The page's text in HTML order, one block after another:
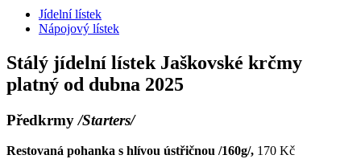
Jídelní lístek
Nápojový lístek
Stálý jídelní lístek Jaškovské krčmy
platný od dubna 2025
Předkrmy/Starters/
Restovaná pohanka s hlívou ústřičnou /160g/, 170 Kč